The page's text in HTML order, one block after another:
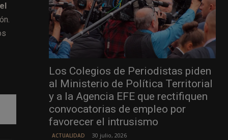
Los Colegios de Periodistas piden
al Ministerio de Política Territorial
y a la Agencia EFE que rectifiquen
convocatorias de empleo por
favorecer el intrusismo
ACTUALIDAD 30 julio, 2026